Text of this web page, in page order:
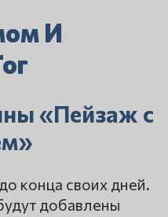
И
«Пейзаж с
конца своих дней.
добавлены